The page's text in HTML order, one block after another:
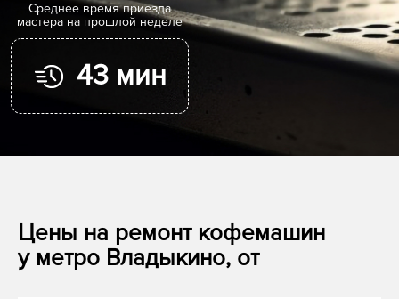
Cреднее время приезда
мастера на прошлой неделе
43 мин
Цены на ремонт кофемашин
у метро Владыкино, от